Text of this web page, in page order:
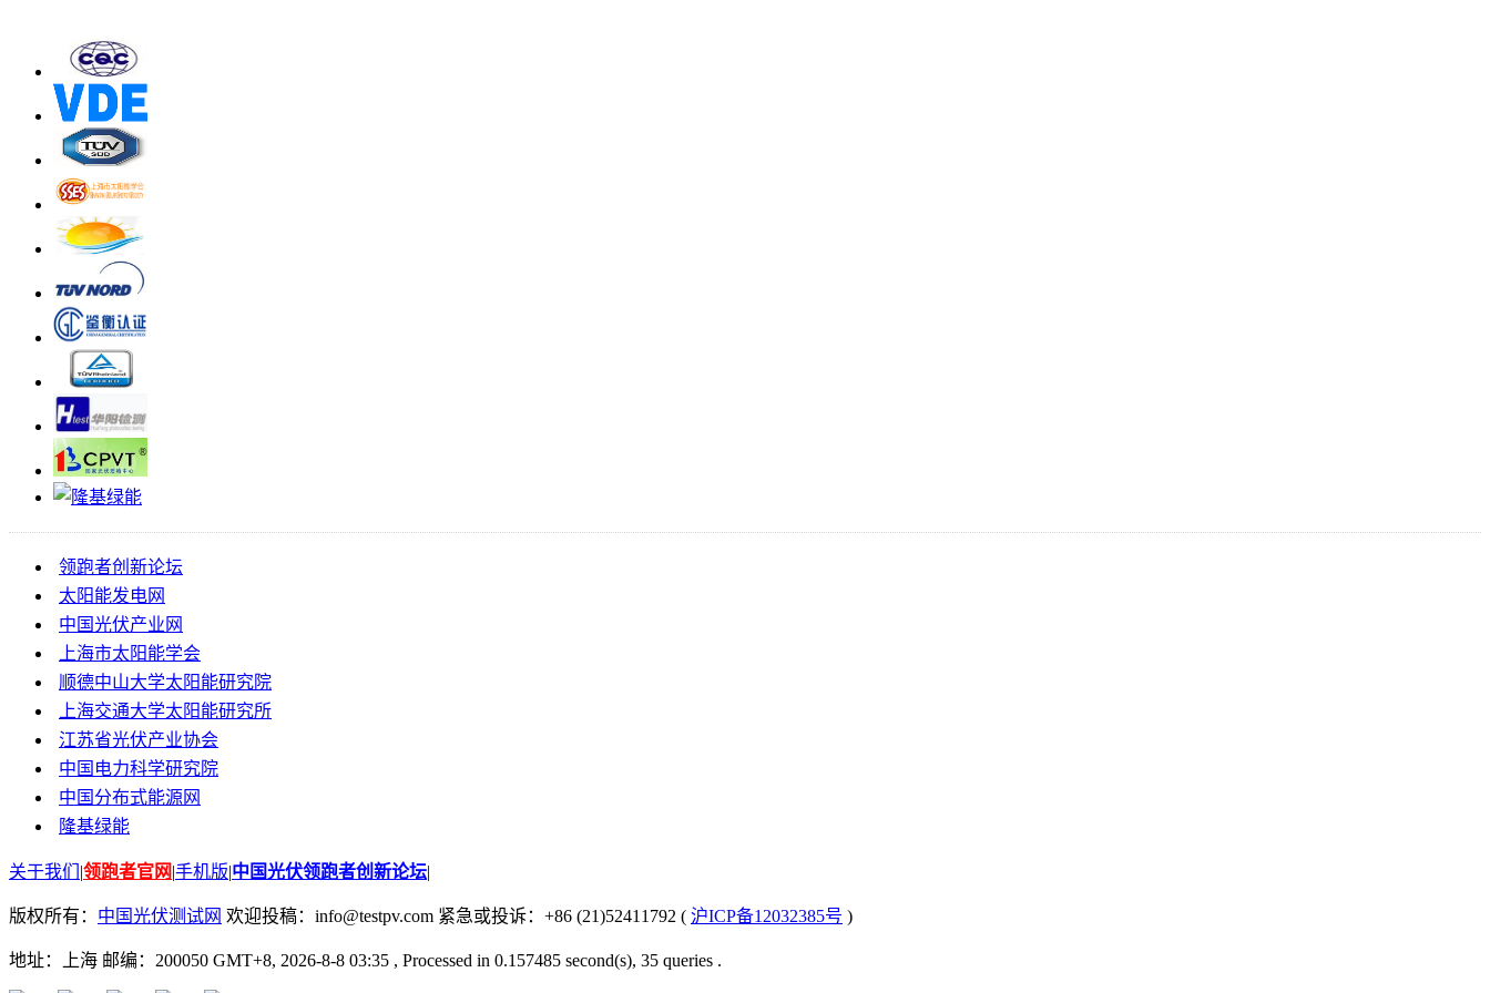
领跑者创新论坛
太阳能发电网
中国光伏产业网
上海市太阳能学会
顺德中山大学太阳能研究院
上海交通大学太阳能研究所
江苏省光伏产业协会
中国电力科学研究院
中国分布式能源网
隆基绿能
关于我们 |领跑者官网|手机版|中国光伏领跑者创新论坛|
版权所有： 中国光伏测试网 欢迎投稿：info@testpv.com 紧急或投诉：+86 (21)52411792 ( 沪ICP备12032385号 )
地址：上海 邮编：200050 GMT+8, 2026-8-8 03:35 , Processed in 0.157485 second(s), 35 queries .